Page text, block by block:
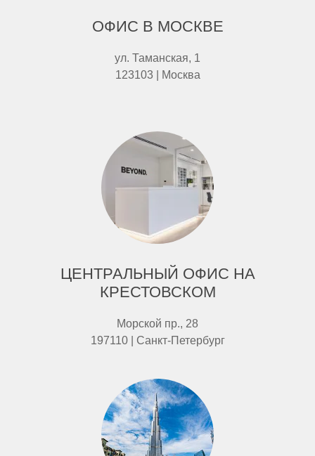
ОФИС В МОСКВЕ
ул. Таманская, 1
123103 | Москва
ЦЕНТРАЛЬНЫЙ ОФИС НА
КРЕСТОВСКОМ
Морской пр., 28
197110 | Санкт-Петербург